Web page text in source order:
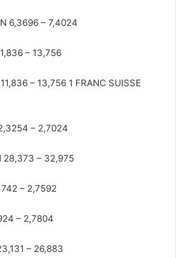
6,3696 – 7,4024
– 13,756
– 13,756 1 FRANC SUISSE
– 2,7024
28,373 – 32,975
– 2,7592
– 2,7804
– 26,883